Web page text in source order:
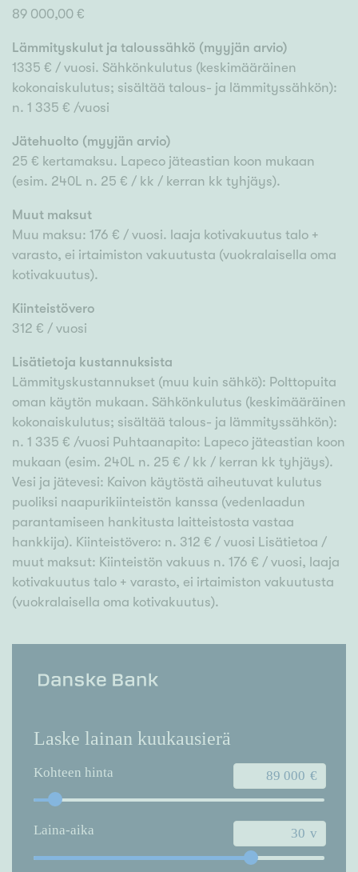
89 000,00 €
Lämmityskulut ja taloussähkö (myyjän arvio)
1335 € / vuosi. Sähkönkulutus (keskimääräinen
kokonaiskulutus; sisältää talous- ja lämmityssähkön):
n. 1 335 € /vuosi
Jätehuolto (myyjän arvio)
25 € kertamaksu. Lapeco jäteastian koon mukaan
(esim. 240L n. 25 € / kk / kerran kk tyhjäys).
Muut maksut
Muu maksu: 176 € / vuosi. laaja kotivakuutus talo +
varasto, ei irtaimiston vakuutusta (vuokralaisella oma
kotivakuutus).
Kiinteistövero
312 € / vuosi
Lisätietoja kustannuksista
Lämmityskustannukset (muu kuin sähkö): Polttopuita
oman käytön mukaan. Sähkönkulutus (keskimääräinen
kokonaiskulutus; sisältää talous- ja lämmityssähkön):
n. 1 335 € /vuosi Puhtaanapito: Lapeco jäteastian koon
mukaan (esim. 240L n. 25 € / kk / kerran kk tyhjäys).
Vesi ja jätevesi: Kaivon käytöstä aiheutuvat kulutus
puoliksi naapurikiinteistön kanssa (vedenlaadun
parantamiseen hankitusta laitteistosta vastaa
hankkija). Kiinteistövero: n. 312 € / vuosi Lisätietoa /
muut maksut: Kiinteistön vakuus n. 176 € / vuosi, laaja
kotivakuutus talo + varasto, ei irtaimiston vakuutusta
(vuokralaisella oma kotivakuutus).